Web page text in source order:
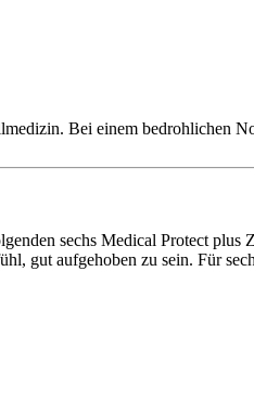
Bei einem bedrohlichen
sechs Medical Protect plus
gut aufgehoben zu sein. Für